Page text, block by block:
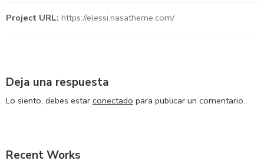
Project URL: https://elessi.nasatheme.com/
Deja una respuesta
Lo siento, debes estar conectado para publicar un comentario.
Recent Works